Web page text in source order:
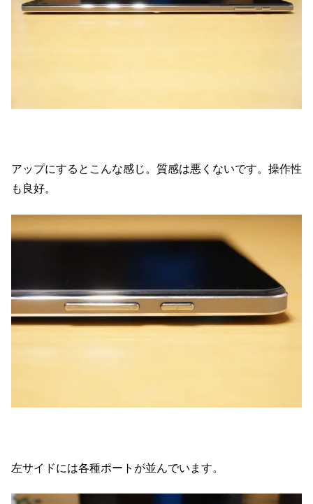
アップにするとこんな感じ。質感は悪くないです。操作性
も良好。
左サイドには各種ポートが並んでいます。